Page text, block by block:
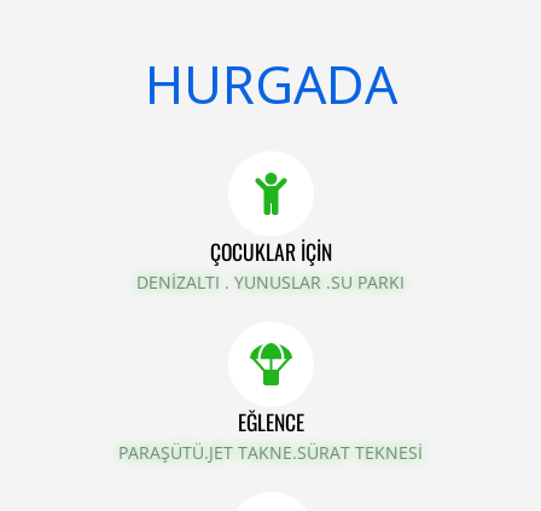
ŞA R M ŞEYH
HU R GADA
ÇOCUKLAR İÇİN
DENİZALTI . YUNUSLAR .SU PARKI
EĞLENCE
PARAŞÜTÜ.JET TAKNE.SÜRAT TEKNESİ